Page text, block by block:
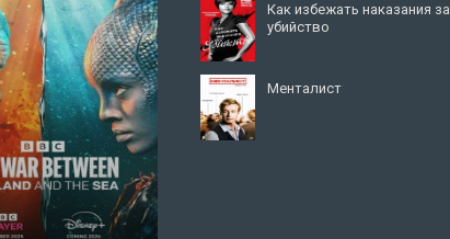
Как избежать наказания за
убийство
Менталист